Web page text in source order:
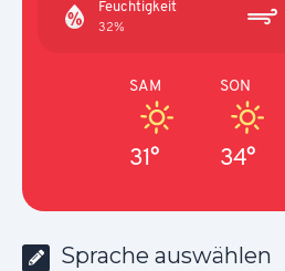
Feuchtigkeit
32%
SAM
31°
SON
34°
Sprache auswählen